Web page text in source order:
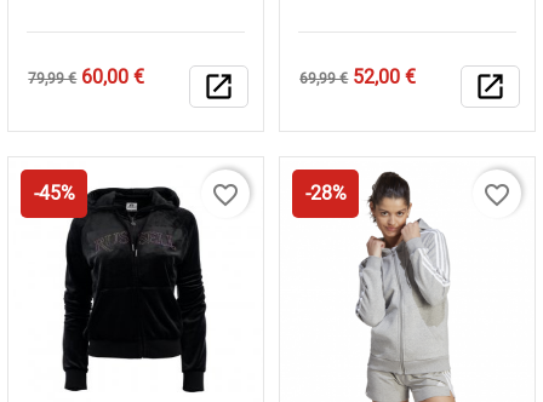
Κανονική
79,99 € Τιμή
60,00 € open_in_new
Κανονική
69,99 € Τιμή
52,00 € open_in_new
-45% favorite_border -28% favorite_border